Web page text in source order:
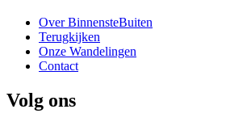
Over BinnensteBuiten
Terugkijken
Onze Wandelingen
Contact
Volg ons